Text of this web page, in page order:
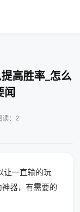
高胜率_怎么
闻
读：2
让一直输的玩
器，有需要的